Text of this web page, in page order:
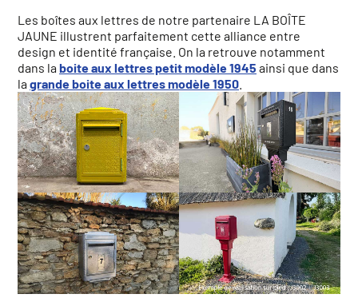
Les boîtes aux lettres de notre partenaire LA BOÎTE
JAUNE illustrent parfaitement cette alliance entre
design et identité française. On la retrouve notamment
dans la boite aux lettres petit modèle 1945 ainsi que dans
la grande boite aux lettres modèle 1950